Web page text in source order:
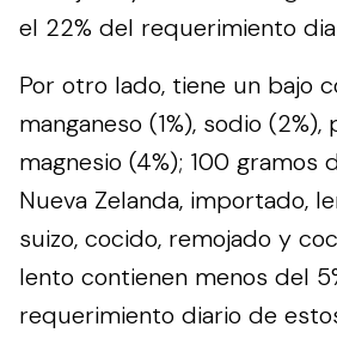
el 22% del requerimiento
Por otro lado, tiene un bajo
manganeso (1%), sodio (2%),
magnesio (4%); 100 gramos
Nueva Zelanda, importado,
suizo, cocido, remojado y
lento contienen menos del
requerimiento diario de